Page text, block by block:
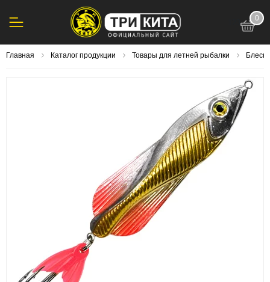
0
Главная Каталог продукции Товары для летней рыбалки